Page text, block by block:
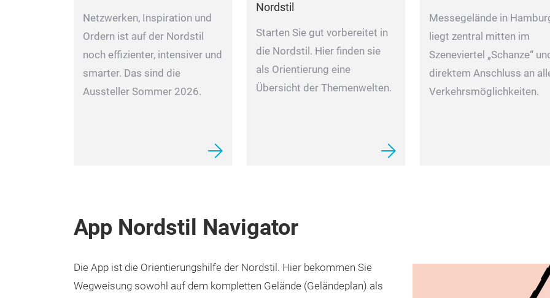
Netzwerken, Inspiration und
Ordern ist auf der Nordstil
noch effizienter, intensiver und
smarter. Das sind die
Aussteller Sommer 2026.
Nordstil
Starten Sie gut vorbereitet in
die Nordstil. Hier finden sie
als Orientierung eine
Übersicht der Themenwelten.
Messegelände in
liegt zentral mitten im
Szeneviertel „Schanze“
direktem Anschluss an
Verkehrsmöglichkeiten.
App Nordstil Navigator
Die App ist die Orientierungshilfe der Nordstil. Hier bekommen Sie
Wegweisung sowohl auf dem kompletten Gelände (Geländeplan) als